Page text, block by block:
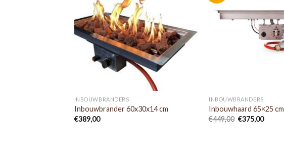
INBOUWBRANDERS
Inbouwbrander 60x30x14 cm
€389,00
INBOUWBRANDERS
Inbouwhaard 65×25 cm
€449,00 €375,00